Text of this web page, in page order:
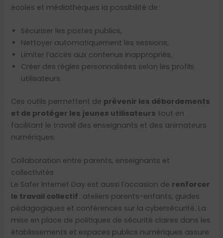
écoles et médiathèques la possibilité de :
Sécuriser les postes publics,
Nettoyer automatiquement les sessions,
Limiter l’accès aux contenus inappropriés,
Créer des règles personnalisées selon les profils
utilisateurs.
Ces outils permettent de prévenir les débordements
et de protéger les jeunes utilisateurs tout en
facilitant le travail des enseignants et des animateurs
numériques.
Collaboration entre parents, enseignants et
collectivités
Le Safer Internet Day est aussi l’occasion de renforcer
le travail collectif : ateliers parents-enfants, guides
pédagogiques et conférences sur la cybersécurité. La
mise en place de politiques de sécurité claires dans les
établissements et espaces publics numériques assure